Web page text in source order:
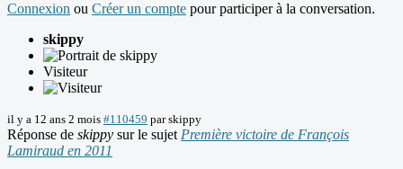
Connexion ou Créer un compte pour participer à la conversation.
skippy
Visiteur
il y a 12 ans 2 mois #110459 parskippy
Réponse de skippy sur le sujet Première victoire de François
Lamiraud en 2011